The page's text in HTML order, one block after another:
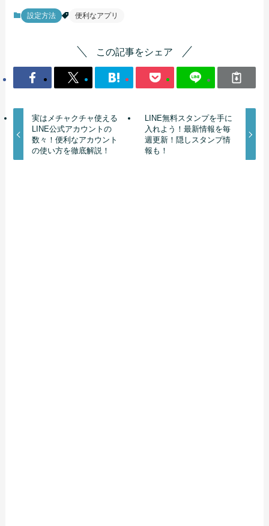
設定方法 便利なアプリ
この記事をシェア
実はメチャクチャ使える
LINE公式アカウントの
数々！便利なアカウント
の使い方を徹底解説！
LINE無料スタンプを手に
入れよう！最新情報を毎
週更新！隠しスタンプ情
報も！